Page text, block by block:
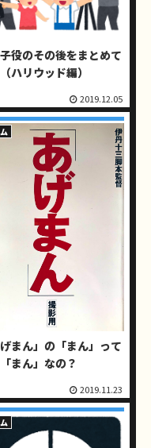
役のその後をまとめて
ハリウッド編）
2019.12.05
げまん」の「まん」って
まん」なの？
2019.11.23